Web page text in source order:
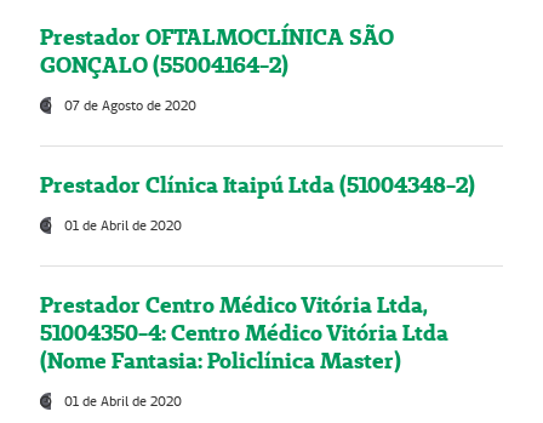
Prestador OFTALMOCLÍNICA SÃO
GONÇALO (55004164-2)
07 de Agosto de 2020
Prestador Clínica Itaipú Ltda (51004348-2)
01 de Abril de 2020
Prestador Centro Médico Vitória Ltda,
51004350-4: Centro Médico Vitória Ltda
(Nome Fantasia: Policlínica Master)
01 de Abril de 2020